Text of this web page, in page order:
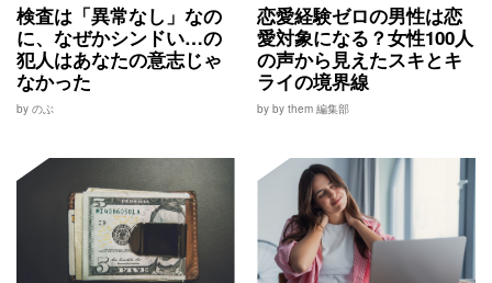
検査は「異常なし」なの
に、なぜかシンドい…の
犯人はあなたの意志じゃ
なかった
by のぶ
恋愛経験ゼロの男性は恋
愛対象になる？女性100人
の声から見えたスキとキ
ライの境界線
by by them 編集部